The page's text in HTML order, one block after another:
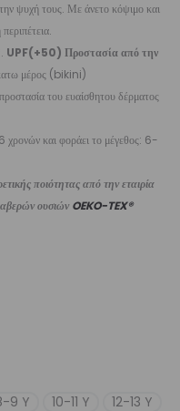
ψυχή τους. Με άνετο κόψιμο και
UPF(+50) Προστασία από την
μέρος (bikini)
του ευαίσθητου δέρματος
χρονών και φοράει το μέγεθος: 6-
ποιότητας από την εταιρία
ουσιών OEKO-TEX®
9 Y 10-11 Y 12-13 Y